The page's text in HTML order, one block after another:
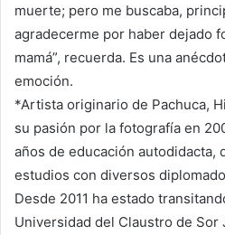
muerte; pero me buscaba,
agradecerme por haber dejado
mamá”, recuerda. Es una
emoción.
*Artista originario de Pachuca,
su pasión por la fotografía en
años de educación autodidacta,
estudios con diversos
Desde 2011 ha estado
Universidad del Claustro de Sor